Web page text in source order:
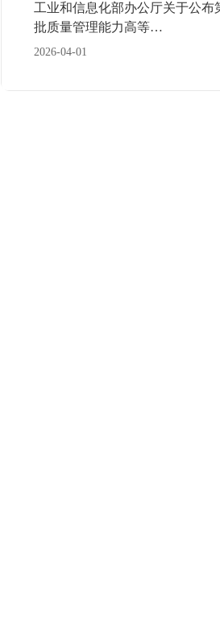
工业和信息化部办公厅关于公布
批质量管理能力高等…
2026-04-01